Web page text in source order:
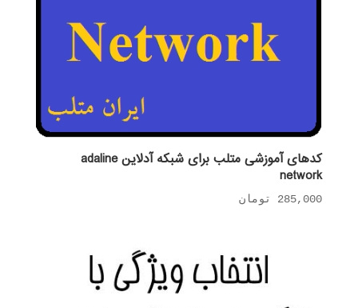
کدهای آموزشی متلب برای شبکه آدلاین adaline
network
285,000 تومان